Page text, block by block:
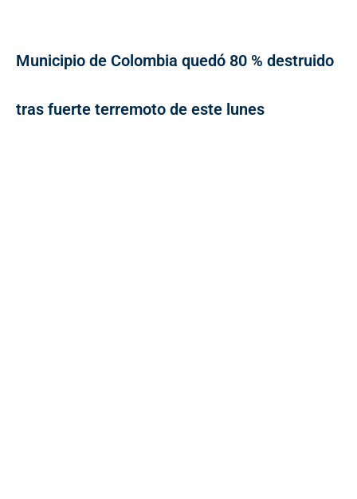
Municipio de Colombia quedó 80 % destruido
tras fuerte terremoto de este lunes